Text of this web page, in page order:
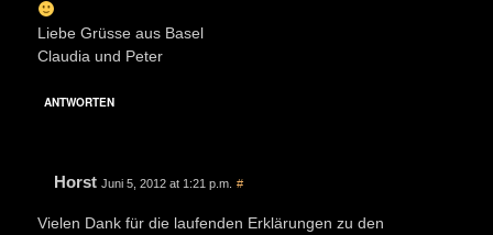
Liebe Grüsse aus Basel
Claudia und Peter
ANTWORTEN
Horst Juni 5, 2012 at 1:21 p.m. #
Vielen Dank für die laufenden Erklärungen zu den